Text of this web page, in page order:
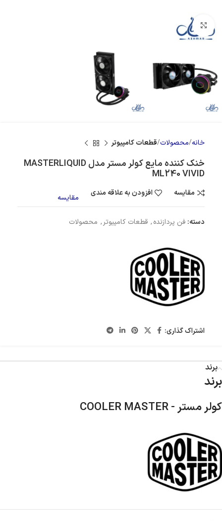
بزرگنمایی تصویر
خانه محصولات قطعات کامپیوتر
خنک کننده مایع کولر مستر مدل MASTERLIQUID
ML240 VIVID
مقایسه افزودن به علاقه مندی مقایسه
دسته: فن پردازنده, قطعات کامپیوتر , محصولات
اشتراک گذاری:
برند
برند
کولر مستر - COOLER MASTER